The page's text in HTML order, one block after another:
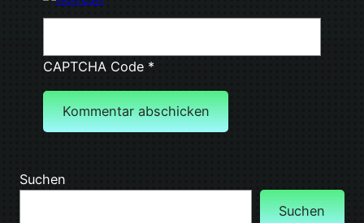
CAPTCHA Code*
Suchen
Suchen